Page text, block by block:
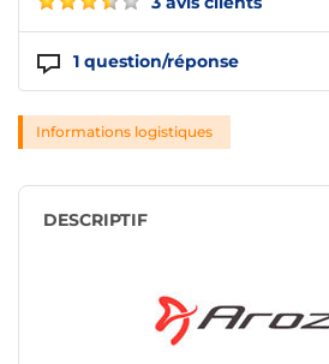
1 question/réponse
Informations logistiques
DESCRIPTIF